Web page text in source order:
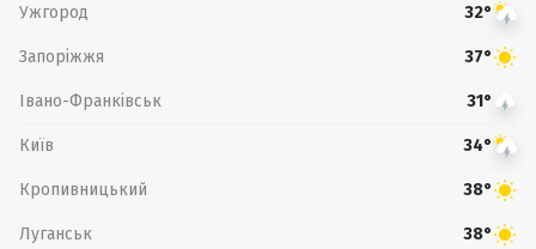
Ужгород 32°
Запоріжжя 37°
Івано-Франківськ 31°
Київ 34°
Кропивницький 38°
Луганськ 38°